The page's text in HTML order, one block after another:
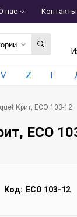
нас Контакты
V Z Г
Крит, ECO 103-12
ECO
Код: ECO 103-12